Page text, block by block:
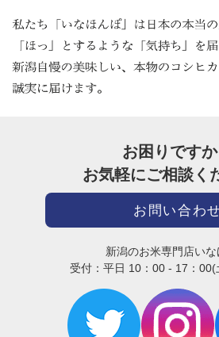
お困りですか
お気軽にご相談く
お問い合わ
新潟のお米専門店い
受付：平日 10：00 - 17：00(